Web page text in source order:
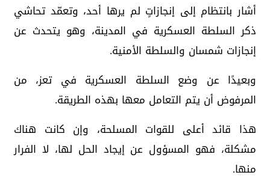
أشار بانتظام إلى إنجازاتٍ لم يرها أحد، وتعمّد تحاشي
ذكر السلطة العسكرية في المدينة، وهو يتحدث عن
إنجازات شمسان والسلطة الأمنية.
وبعيدًا عن وضع السلطة العسكرية في تعز، من
المرفوض أن يتم التعامل معها بهذه الطريقة.
هذا قائد أعلى للقوات المسلحة، وإن كانت هناك
مشكلة، فهو المسؤول عن إيجاد الحل لها، لا الفرار
منها.